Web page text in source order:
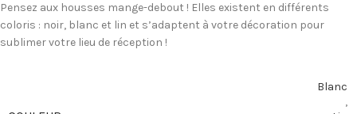
Pensez aux housses mange-debout ! Elles existent en différents
coloris : noir, blanc et lin et s’adaptent à votre décoration pour
sublimer votre lieu de réception !
Blanc
,